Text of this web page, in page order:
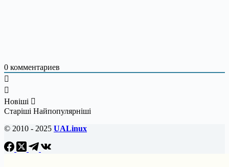
0 комментариев
Новіші
Старіші Найпопулярніші
© 2010 - 2025 UALinux